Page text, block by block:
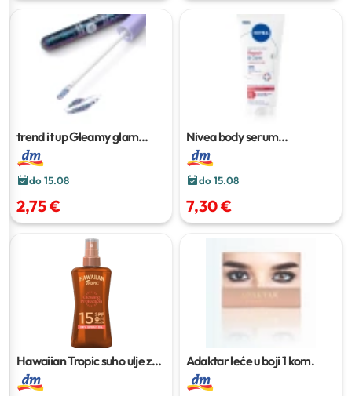
trend it up Gleamy glam
sjajilo za usne
do 15.08
2,75 €
Nivea body serum
Repair&Care
do 15.08
7,30 €
Hawaiian Tropic suho ulje za
sunčanje ZF 15
Adaktar leće u boji1 kom.